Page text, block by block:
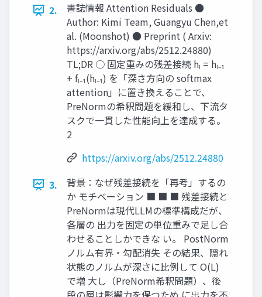
2.
書誌情報 Attention Residuals ●
Author: Kimi Team, Guangyu Chen,et
al. (Moonshot) ● Preprint ( Arxiv:
https://arxiv.org/abs/2512.24880)
TL;DR ○ 固定重みの残差接続 hₗ = hₗ₋₁
+ fₗ₋₁(hₗ₋₁) を「深さ方向の softmax
attention」に置き換えることで、
PreNormの希釈問題を緩和し、下流タ
スクで一貫した性能向上を達成する。
2
https://arxiv.org/abs/2512.24880
3.
背景：なぜ残差接続を「再考」するの
か モチベーション ■ ■ ■ 残差接続と
PreNormは現代LLMの標準構成だが、
各層の 出力を固定の単位重みで足し合
わせることしかできな い。 PostNorm
ノルム有界・勾配消失 その結果、隠れ
状態のノルムが深さに比例して O(L)
で増 大し（PreNorm希釈問題）、後